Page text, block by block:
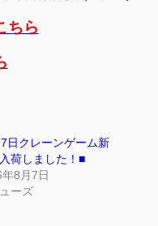
ちら
日クレーンゲーム新
荷しました！■
8月7日
ーズ